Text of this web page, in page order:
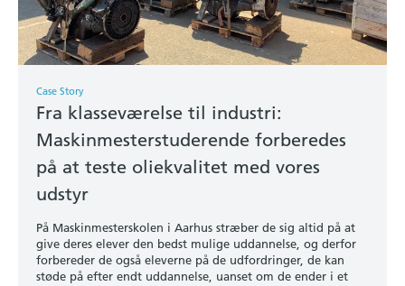
Case Story
Fra klasseværelse til industri:
Maskinmesterstuderende forberedes
på at teste oliekvalitet med vores
udstyr
På Maskinmesterskolen i Aarhus stræber de sig altid på at
give deres elever den bedst mulige uddannelse, og derfor
forbereder de også eleverne på de udfordringer, de kan
støde på efter endt uddannelse, uanset om de ender i et